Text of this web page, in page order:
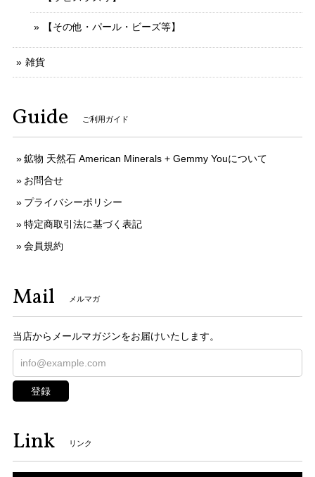
【その他・パール・ビーズ等】
雑貨
Guide ご利用ガイド
鉱物 天然石 American Minerals + Gemmy Youについて
お問合せ
プライバシーポリシー
特定商取引法に基づく表記
会員規約
Mail メルマガ
当店からメールマガジンをお届けいたします。
登録
Link リンク